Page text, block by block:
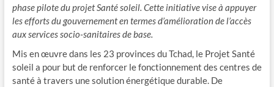
phase pilote du projet Santé soleil. Cette initiative vise à appuyer
les efforts du gouvernement en termes d’amélioration de l’accès
aux services socio-sanitaires de base.
Mis en œuvre dans les 23 provinces du Tchad, le Projet Santé
soleil a pour but de renforcer le fonctionnement des centres de
santé à travers une solution énergétique durable. De